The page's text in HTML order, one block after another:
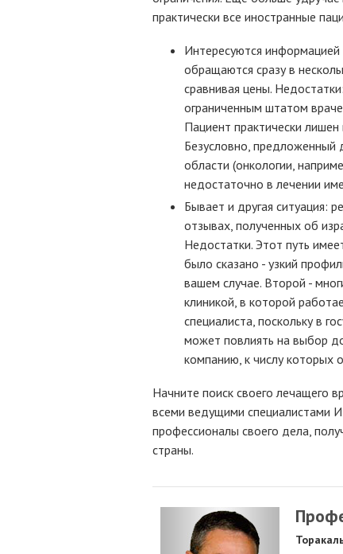
практически все иностранные
Интересуются
обращаются сразу в
сравнивая цены.
ограниченным штатом
Пациент практически
Безусловно, предложенный
области (онкологии,
недостаточно в лечении
Бывает и другая ситуация:
отзывах, полученных об
Недостатки. Этот путь
было сказано - узкий
вашем случае. Второй -
клиникой, в которой
специалиста, поскольку в
может повлиять на выбор
компанию, к числу которых
Начните поиск своего лечащего
всеми ведущими специалистами
профессионалы своего дела,
страны.